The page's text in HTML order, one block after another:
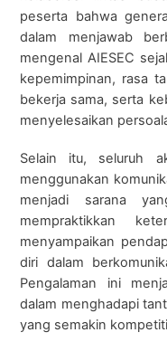
peserta bahwa
dalam menjawab
mengenal AIESEC
kepemimpinan, rasa
bekerja sama, serta
menyelesaikan
Selain itu, seluruh
menggunakan
menjadi sarana
mempraktikkan
menyampaikan
diri dalam
Pengalaman ini
dalam menghadapi
yang semakin